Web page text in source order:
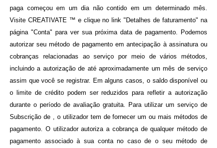
paga começou em um dia não contido em um determinado mês.
Visite CREATIVATE ™ e clique no link "Detalhes de faturamento" na
página "Conta" para ver sua próxima data de pagamento. Podemos
autorizar seu método de pagamento em antecipação à assinatura ou
cobranças relacionadas ao serviço por meio de vários métodos,
incluindo a autorização de até aproximadamente um mês de serviço
assim que você se registrar. Em alguns casos, o saldo disponível ou
o limite de crédito podem ser reduzidos para refletir a autorização
durante o período de avaliação gratuita. Para utilizar um serviço de
Subscrição de , o utilizador tem de fornecer um ou mais métodos de
pagamento. O utilizador autoriza a cobrança de qualquer método de
pagamento associado à sua conta no caso de o seu método de